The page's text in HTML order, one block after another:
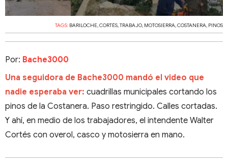
TAGS: BARILOCHE,CORTÉS,TRABAJO, MOTOSIERRA,COSTANERA, PINOS
Por: Bache3000
Una seguidora de Bache3000 mandó el video que
nadie esperaba ver: cuadrillas municipales cortando los
pinos de la Costanera. Paso restringido. Calles cortadas.
Y ahí, en medio de los trabajadores, el intendente Walter
Cortés con overol, casco y motosierra en mano.